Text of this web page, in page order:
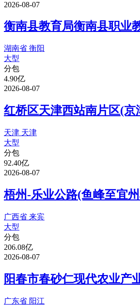
2026-08-07
衡南县教育局衡南县职业
湖南省 衡阳
大型
分包
4.90亿
2026-08-07
红桥区天津西站南片区(
天津 天津
大型
分包
92.40亿
2026-08-07
梧州-乐业公路(鱼峰至宜
广西省 来宾
大型
分包
206.08亿
2026-08-07
阳春市春砂仁现代农业产
广东省 阳江